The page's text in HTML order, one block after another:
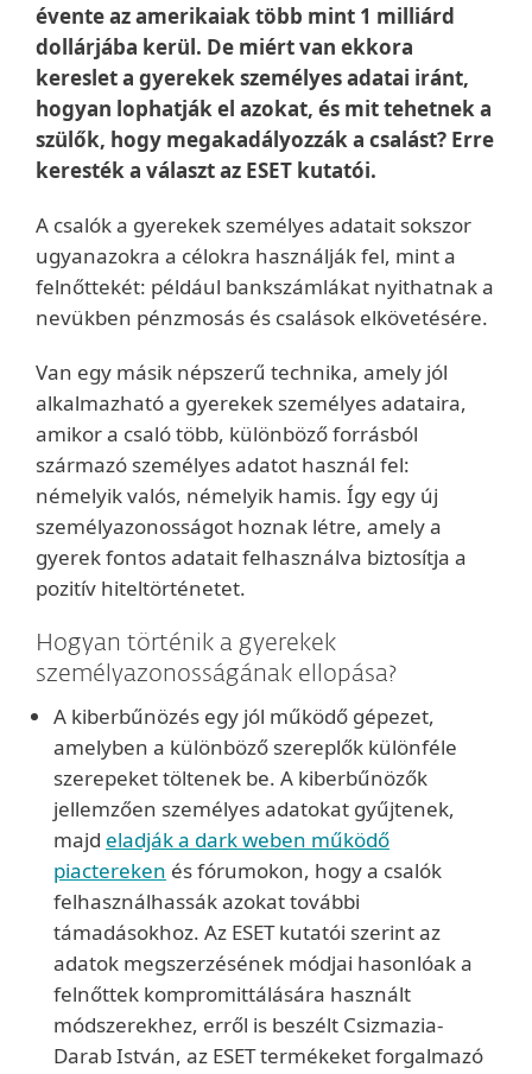
évente az amerikaiak több mint 1 milliárd
dollárjába kerül. De miért van ekkora
kereslet a gyerekek személyes adatai iránt,
hogyan lophatják el azokat, és mit tehetnek a
szülők, hogy megakadályozzák a csalást? Erre
keresték a választ az ESET kutatói.
A csalók a gyerekek személyes adatait sokszor
ugyanazokra a célokra használják fel, mint a
felnőttekét: például bankszámlákat nyithatnak a
nevükben pénzmosás és csalások elkövetésére.
Van egy másik népszerű technika, amely jól
alkalmazható a gyerekek személyes adataira,
amikor a csaló több, különböző forrásból
származó személyes adatot használ fel:
némelyik valós, némelyik hamis. Így egy új
személyazonosságot hoznak létre, amely a
gyerek fontos adatait felhasználva biztosítja a
pozitív hiteltörténetet.
Hogyan történik a gyerekek
személyazonosságának ellopása?
A kiberbűnözés egy jól működő gépezet,
amelyben a különböző szereplők különféle
szerepeket töltenek be. A kiberbűnözők
jellemzően személyes adatokat gyűjtenek,
majd eladják a dark weben működő
piactereken és fórumokon, hogy a csalók
felhasználhassák azokat további
támadásokhoz. Az ESET kutatói szerint az
adatok megszerzésének módjai hasonlóak a
felnőttek kompromittálására használt
módszerekhez, erről is beszélt Csizmazia-
Darab István, az ESET termékeket forgalmazó